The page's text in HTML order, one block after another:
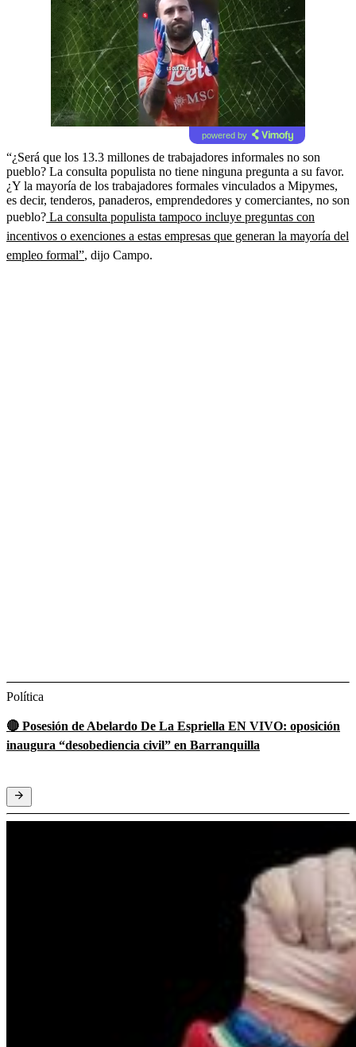
powered by
“¿Será que los 13.3 millones de trabajadores informales no son
pueblo? La consulta populista no tiene ninguna pregunta a su favor.
¿Y la mayoría de los trabajadores formales vinculados a Mipymes,
es decir, tenderos, panaderos, emprendedores y comerciantes, no son
pueblo? La consulta populista tampoco incluye preguntas con
incentivos o exenciones a estas empresas que generan la mayoría del
empleo formal”, dijo Campo.
Política
🔴 Posesión de Abelardo De La Espriella EN VIVO: oposición
inaugura “desobediencia civil” en Barranquilla